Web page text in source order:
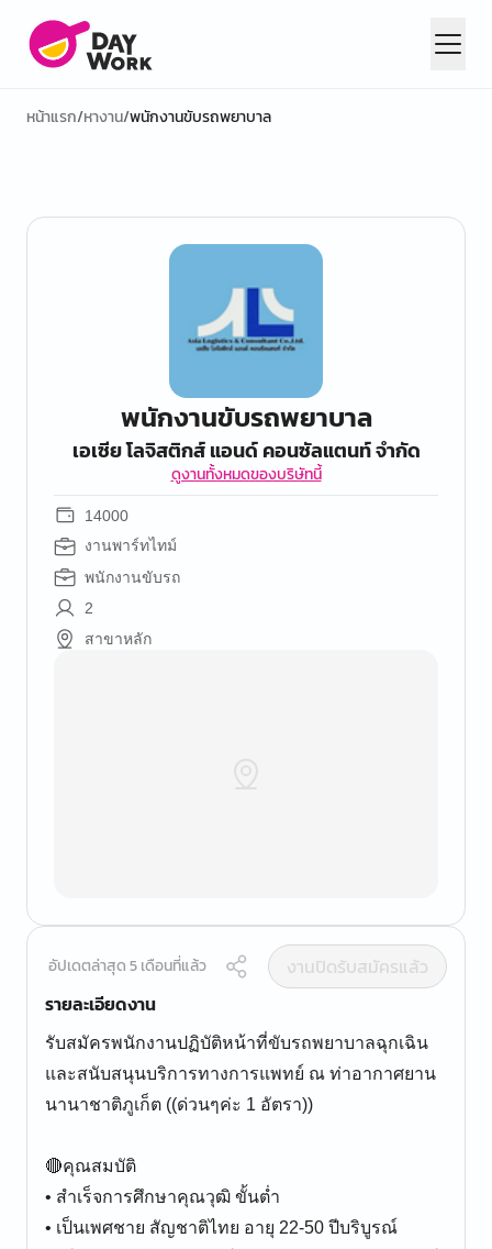
หน้าแรก/หางาน/พนักงานขับรถพยาบาล
พนักงานขับรถพยาบาล
เอเซีย โลจิสติกส์ แอนด์ คอนซัลแตนท์ จำกัด
ดูงานทั้งหมดของบริษัทนี้
14000
งานพาร์ทไทม์
พนักงานขับรถ
2
สาขาหลัก
อัปเดตล่าสุด 5 เดือนที่แล้ว
งานปิดรับสมัครแล้ว
รายละเอียดงาน
รับสมัครพนักงานปฏิบัติหน้าที่ขับรถพยาบาลฉุกเฉิน
และสนับสนุนบริการทางการแพทย์ ณ ท่าอากาศยาน
นานาชาติภูเก็ต ((ด่วนๆค่ะ 1 อัตรา))
🔴คุณสมบัติ
• สำเร็จการศึกษาคุณวุฒิ ขั้นต่ำ
• เป็นเพศชาย สัญชาติไทย อายุ 22-50 ปีบริบูรณ์